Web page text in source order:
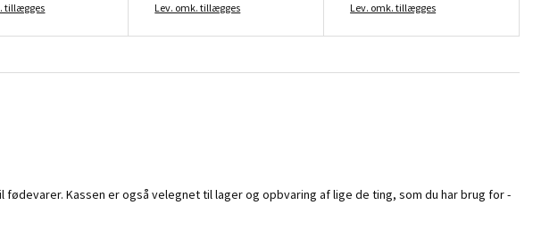
tillægges Lev. omk. tillægges Lev. omk. tillægges
Kassen er også velegnet til lager og opbvaring af lige de ting, som du har brug for -